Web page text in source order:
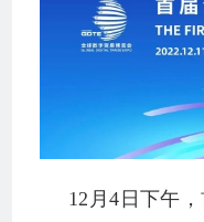
12月4日下午